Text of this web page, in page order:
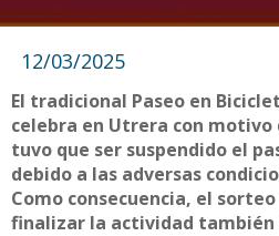
12/03/2025
El tradicional Paseo en
celebra en Utrera con motivo
tuvo que ser suspendido el
debido a las adversas
Como consecuencia, el
finalizar la actividad también